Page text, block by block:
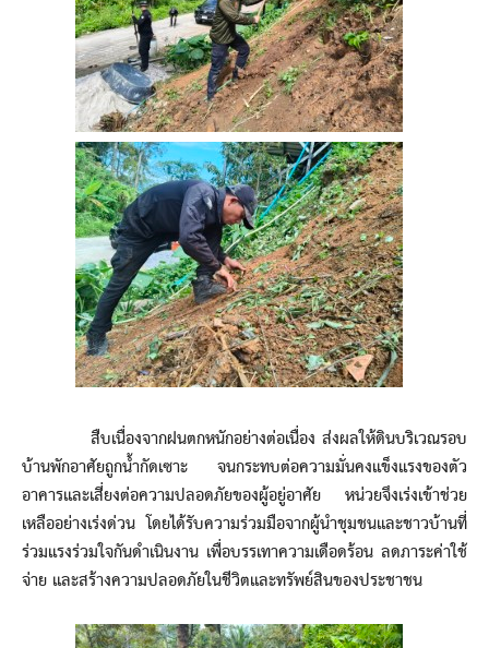
สืบเนื่องจากฝนตกหนักอย่างต่อเนื่อง ส่งผลให้ดินบริเวณรอบ
บ้านพักอาศัยถูกน้ำกัดเซาะ จนกระทบต่อความมั่นคงแข็งแรงของตัว
อาคารและเสี่ยงต่อความปลอดภัยของผู้อยู่อาศัย หน่วยจึงเร่งเข้าช่วย
เหลืออย่างเร่งด่วน โดยได้รับความร่วมมือจากผู้นำชุมชนและชาวบ้านที่
ร่วมแรงร่วมใจกันดำเนินงาน เพื่อบรรเทาความเดือดร้อน ลดภาระค่าใช้
จ่าย และสร้างความปลอดภัยในชีวิตและทรัพย์สินของประชาชน